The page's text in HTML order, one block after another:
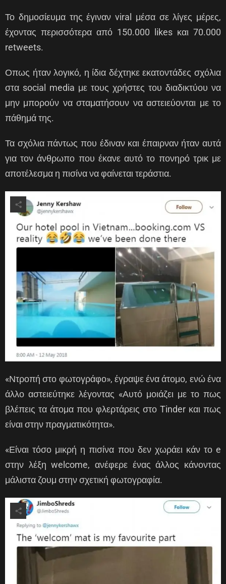
Το δημοσίευμα της έγιναν viral μέσα σε λίγες μέρες,
έχοντας περισσότερα από 150.000 likes και 70.000
retweets.
Οπως ήταν λογικό, η ίδια δέχτηκε εκατοντάδες σχόλια
στα social media με τους χρήστες του διαδικτύου να
μην μπορούν να σταματήσουν να αστειεύονται με το
πάθημά της.
Τα σχόλια πάντως που έδιναν και έπαιρναν ήταν αυτά
για τον άνθρωπο που έκανε αυτό το πονηρό τρικ με
αποτέλεσμα η πισίνα να φαίνεται τεράστια.
«Ντροπή στο φωτογράφο», έγραψε ένα άτομο, ενώ ένα
άλλο αστειεύτηκε λέγοντας «Αυτό μοιάζει με το πως
βλέπεις τα άτομα που φλερτάρεις στο Tinder και πως
είναι στην πραγματικότητα».
«Είναι τόσο μικρή η πισίνα που δεν χωράει κάν το e
στην λέξη welcome, ανέφερε ένας άλλος κάνοντας
μάλιστα ζουμ στην σχετική φωτογραφία.